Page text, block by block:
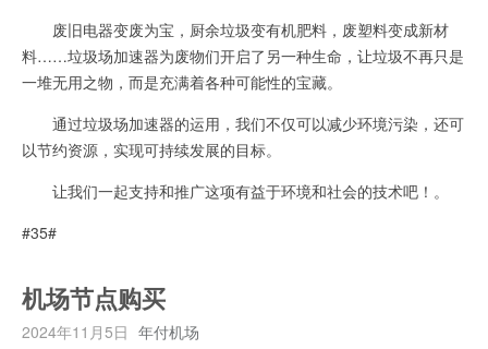
废旧电器变废为宝，厨余垃圾变有机肥料，废塑料变成新材
料……垃圾场加速器为废物们开启了另一种生命，让垃圾不再只是
一堆无用之物，而是充满着各种可能性的宝藏。
通过垃圾场加速器的运用，我们不仅可以减少环境污染，还可
以节约资源，实现可持续发展的目标。
让我们一起支持和推广这项有益于环境和社会的技术吧！。
#35#
机场节点购买
2024年11月5日 年付机场